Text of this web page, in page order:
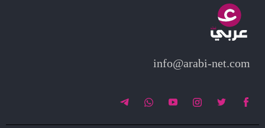
info@arabi-net.com